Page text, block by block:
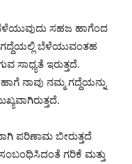
ಬೆಳೆಯುವುದು ಸಹಜ ಹಾಗೆಂದ
ಗದ್ದೆಯಲ್ಲಿ ಬೆಳೆಯುವಂತಹ
ಸಾಧ್ಯತೆ ಇರುತ್ತದೆ.
ನಾವು ನಮ್ಮ ಗದ್ದೆಯನ್ನು
ಪರಿಣಾಮ ಬೀರುತ್ತದೆ
ಗರಿಕೆ ಮತ್ತು